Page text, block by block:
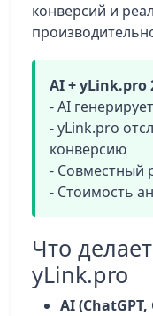
конверсий и
AI + yLink.pro
- AI
- yLink.pro
конверсию
- Совместный
- Стоимость
Что
yLink.pro
AI